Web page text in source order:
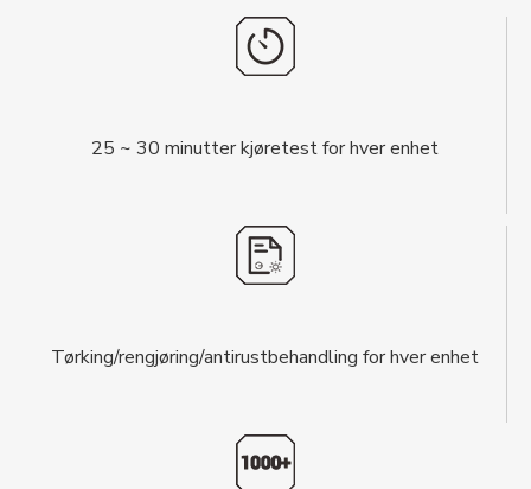
25 ~ 30 minutter kjøretest for hver enhet
Tørking/rengjøring/antirustbehandling for hver enhet